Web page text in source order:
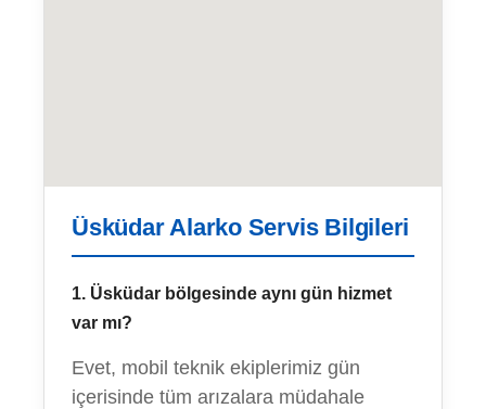
Üsküdar Alarko Servis Bilgileri
1. Üsküdar bölgesinde aynı gün hizmet
var mı?
Evet, mobil teknik ekiplerimiz gün
içerisinde tüm arızalara müdahale